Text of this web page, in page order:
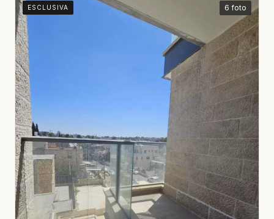
ESCLUSIVA 6 foto